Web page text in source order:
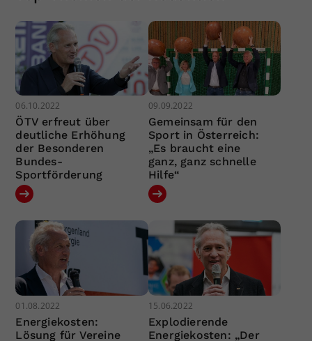
06.10.2022
ÖTV erfreut über
deutliche Erhöhung
der Besonderen
Bundes-
Sportförderung
09.09.2022
Gemeinsam für den
Sport in Österreich:
„Es braucht eine
ganz, ganz schnelle
Hilfe“
01.08.2022
Energiekosten:
Lösung für Vereine
15.06.2022
Explodierende
Energiekosten: „Der